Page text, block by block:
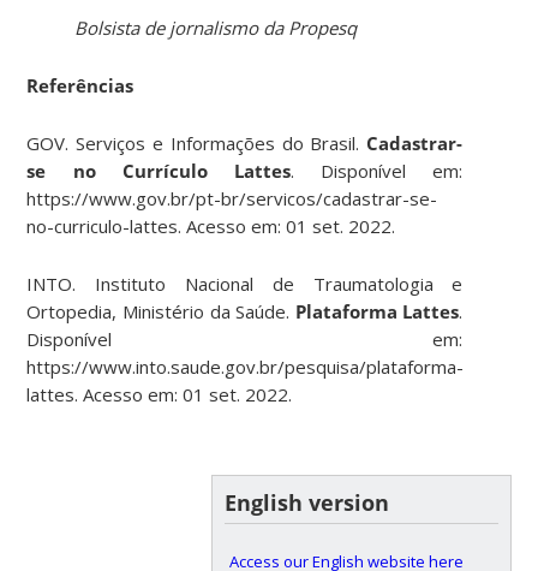
Bolsista de jornalismo da Propesq
Referências
GOV. Serviços e Informações do Brasil. Cadastrar-
se no Currículo Lattes. Disponível em:
https://www.gov.br/pt-br/servicos/cadastrar-se-
no-curriculo-lattes. Acesso em: 01 set. 2022.
INTO. Instituto Nacional de Traumatologia e
Ortopedia, Ministério da Saúde. Plataforma Lattes.
Disponível em:
https://www.into.saude.gov.br/pesquisa/plataforma-
lattes. Acesso em: 01 set. 2022.
English version
Access our English website here